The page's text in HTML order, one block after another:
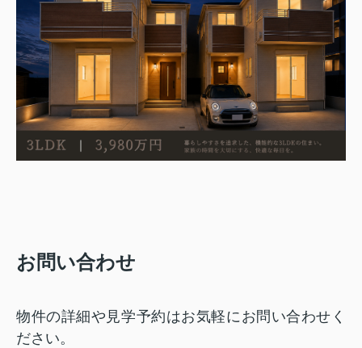
お問い合わせ
物件の詳細や見学予約はお気軽にお問い合わせく
ださい。